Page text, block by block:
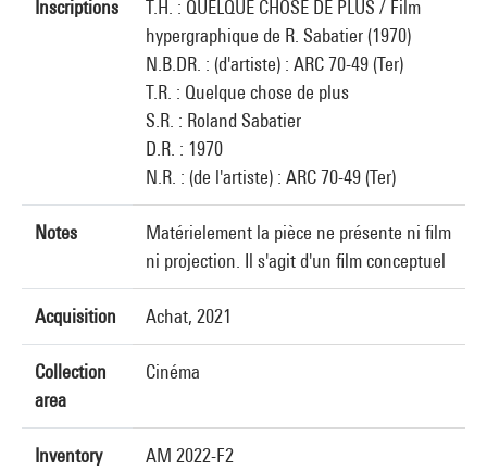
Inscriptions
T.H. : QUELQUE CHOSE DE PLUS / Film
hypergraphique de R. Sabatier (1970)
N.B.DR. : (d'artiste) : ARC 70-49 (Ter)
T.R. : Quelque chose de plus
S.R. : Roland Sabatier
D.R. : 1970
N.R. : (de l'artiste) : ARC 70-49 (Ter)
Notes
Matérielement la pièce ne présente ni film
ni projection. Il s'agit d'un film conceptuel
Acquisition Achat, 2021
Collection
area
Cinéma
Inventory
AM 2022-F2